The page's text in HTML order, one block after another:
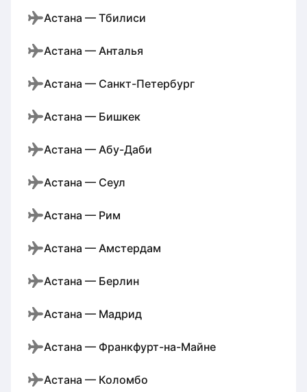
Астана — Тбилиси
Астана — Анталья
Астана — Санкт-Петербург
Астана — Бишкек
Астана — Абу-Даби
Астана — Сеул
Астана — Рим
Астана — Амстердам
Астана — Берлин
Астана — Мадрид
Астана — Франкфурт-на-Майне
Астана — Коломбо